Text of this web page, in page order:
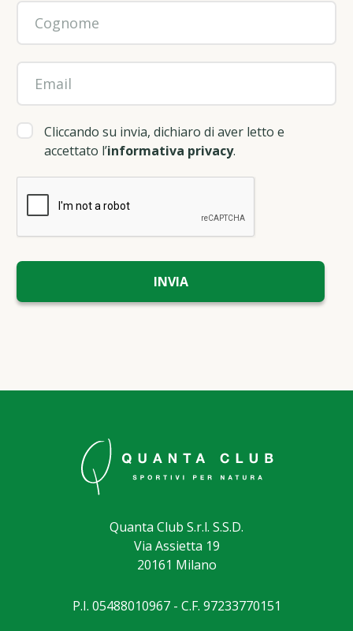
Cliccando su invia, dichiaro di aver letto e
accettato l’informativa privacy.
Quanta Club S.r.l. S.S.D.
Via Assietta 19
20161 Milano
P.I. 05488010967 - C.F. 97233770151